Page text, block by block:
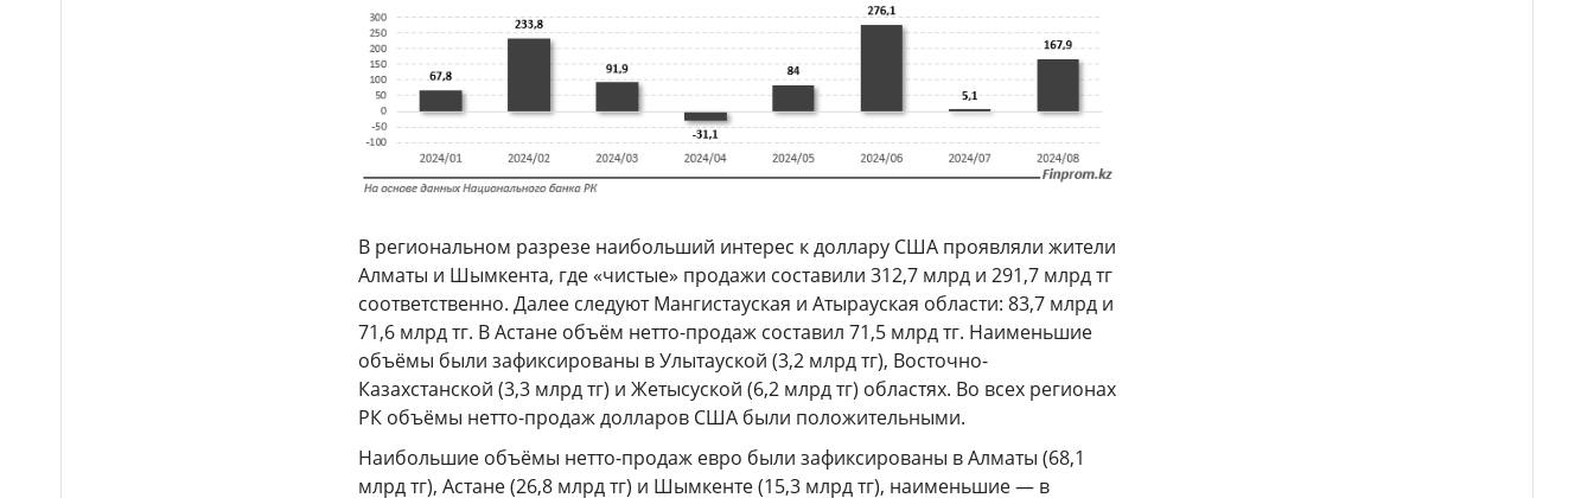
В региональном разрезе наибольший интерес к доллару США проявляли жители
Алматы и Шымкента, где «чистые» продажи составили 312,7 млрд и 291,7 млрд тг
соответственно. Далее следуют Мангистауская и Атырауская области: 83,7 млрд и
71,6 млрд тг. В Астане объём нетто-продаж составил 71,5 млрд тг. Наименьшие
объёмы были зафиксированы в Улытауской (3,2 млрд тг), Восточно-
Казахстанской (3,3 млрд тг) и Жетысуской (6,2 млрд тг) областях. Во всех регионах
РК объёмы нетто-продаж долларов США были положительными.
Наибольшие объёмы нетто-продаж евро были зафиксированы в Алматы (68,1
млрд тг), Астане (26,8 млрд тг) и Шымкенте (15,3 млрд тг), наименьшие — в